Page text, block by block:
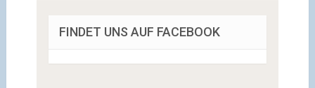
FINDET UNS AUF FACEBOOK